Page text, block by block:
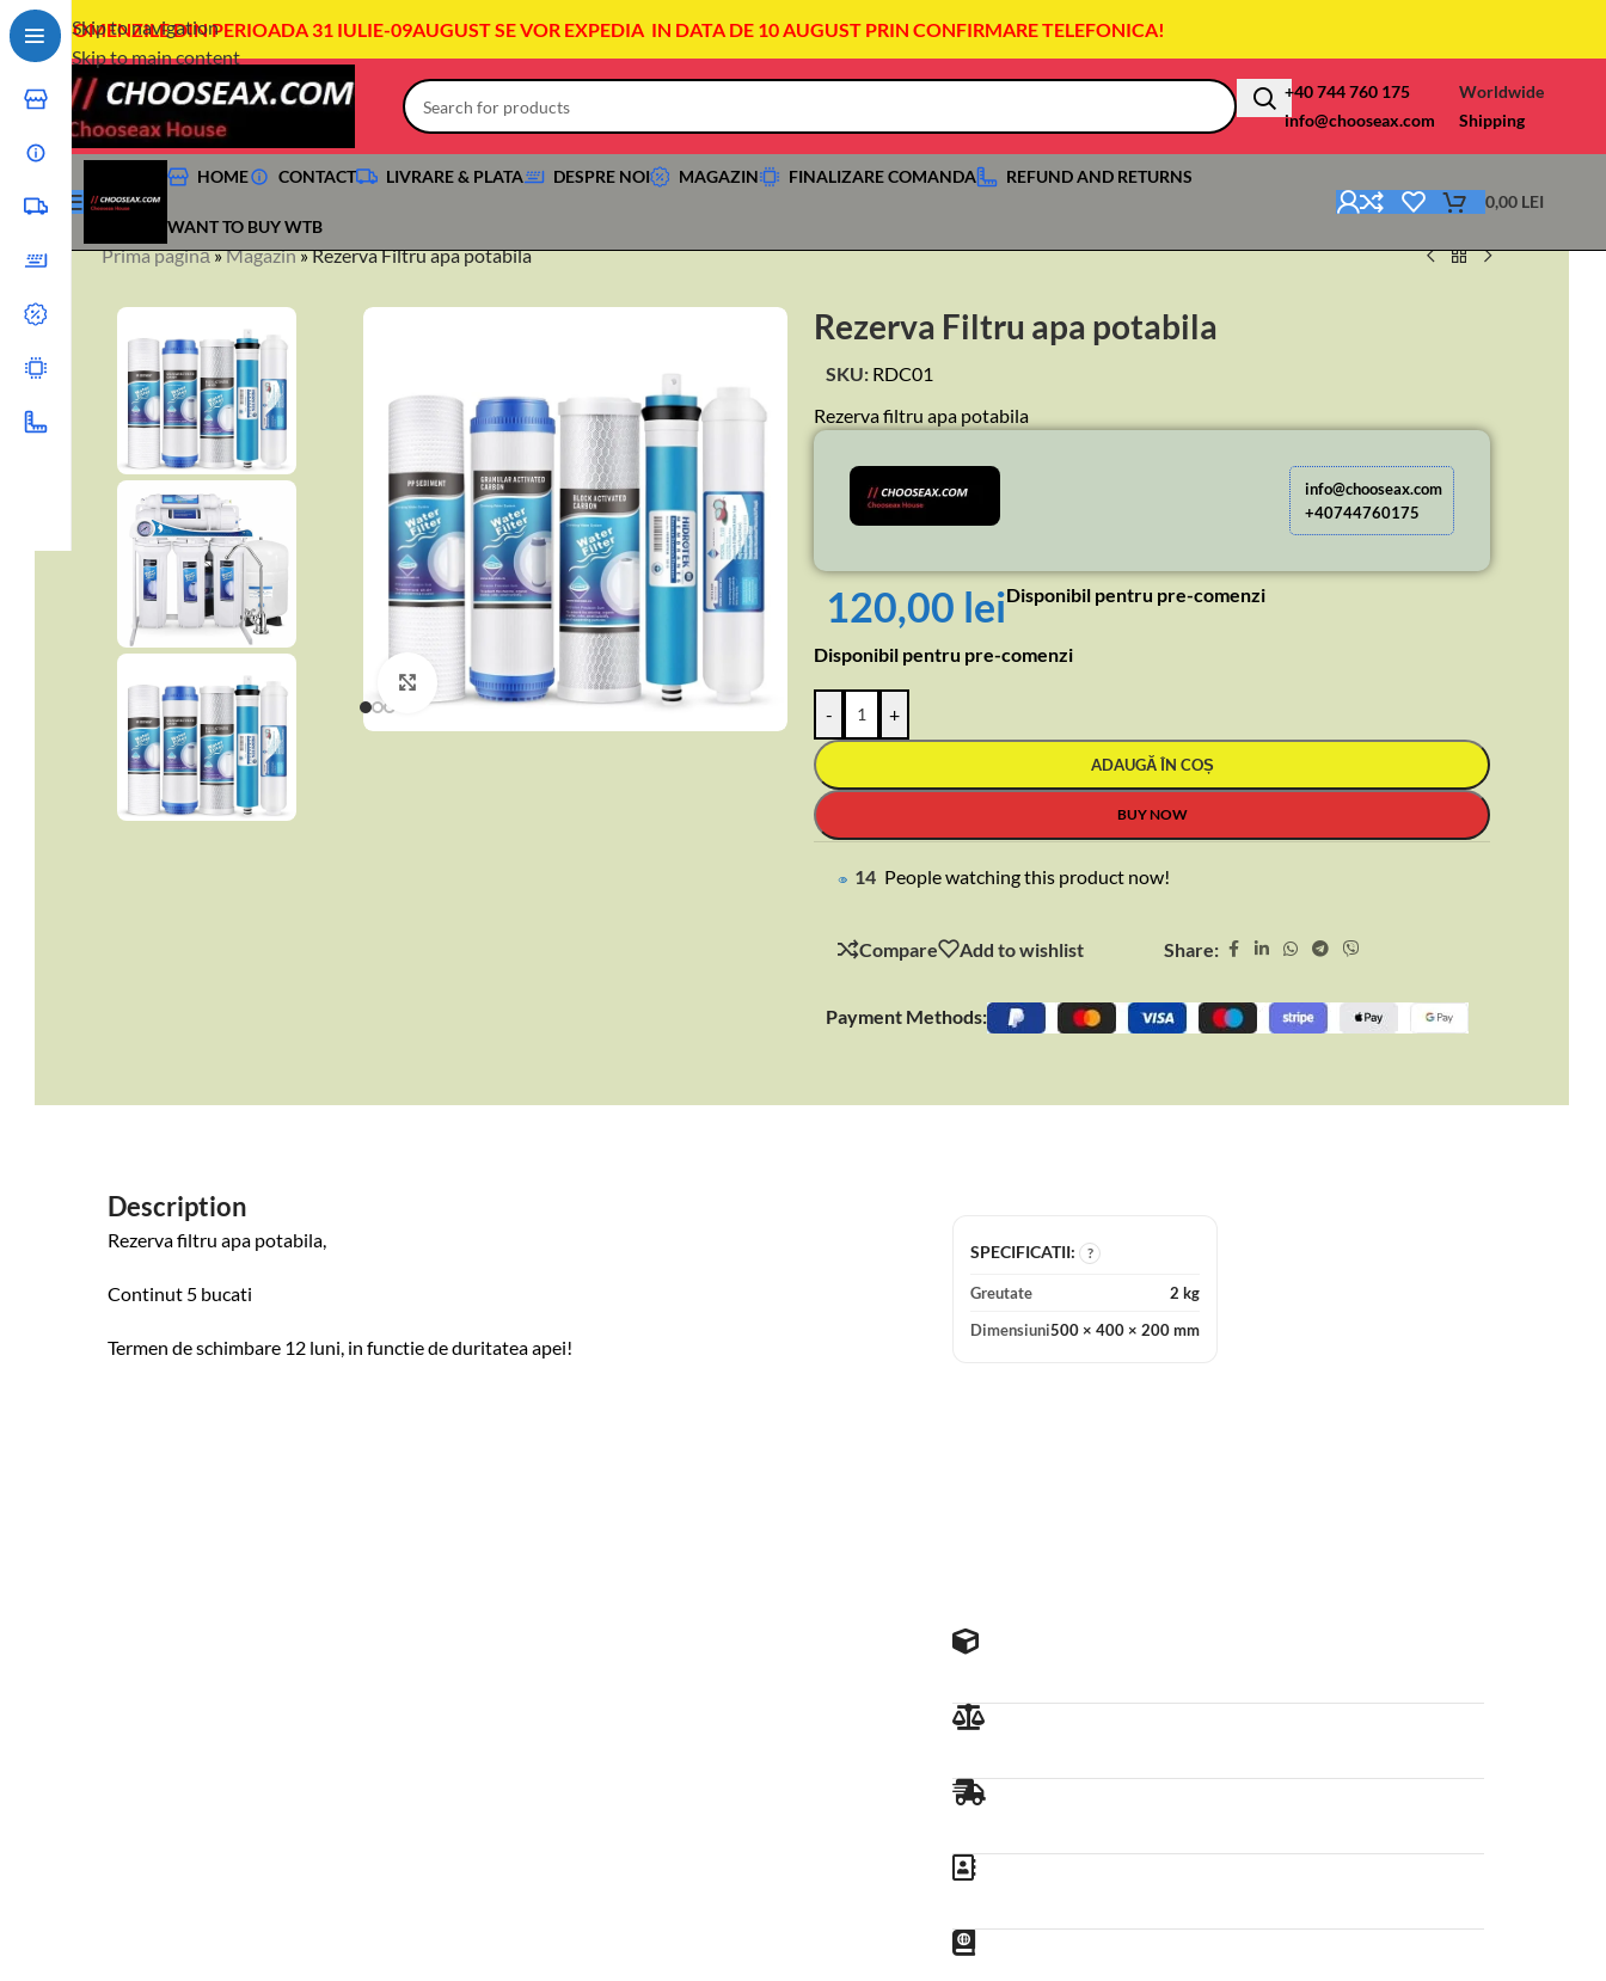
Skip to navigation
Skip to main content
+40744760175
COMENZILE DIN PERIOADA 31 IULIE-09AUGUST SE VOR EXPEDIA IN DATA DE 10 AUGUST PRIN CONFIRMARE TELEFONICA!
+40 744 760 175
info@chooseax.com
Worldwide
Shipping
HOME CONTACT LIVRARE & PLATA DESPRE NOI MAGAZIN FINALIZARE COMANDA REFUND AND RETURNS
WANT TO BUY WTB
0,00 LEI
Prima pagină»Magazin»Rezerva Filtru apa potabila
Click to enlarge
Rezerva Filtru apa potabila
SKU: RDC01
Rezerva filtru apa potabila
info@chooseax.com
+40744760175
120,00 leiDisponibil pentru pre-comenzi
Disponibil pentru pre-comenzi
- +
ADAUGĂ ÎN COȘ
BUY NOW
14 People watching this product now!
Compare Add to wishlist Share:
Payment Methods:
Description
Rezerva filtru apa potabila,
Continut 5 bucati
Termen de schimbare 12 luni, in functie de duritatea apei!
SPECIFICATII: ?
Greutate
2 kg
Dimensiuni500 × 400 × 200 mm